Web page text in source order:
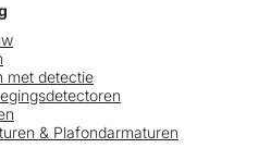
met detectie
& Plafondarmaturen